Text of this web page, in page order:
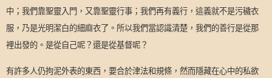
中；我們靠聖靈入門，又靠聖靈行事；我們再有義行，這義就不是污穢衣
服，乃是光明潔白的細麻衣了。所以我們當認識清楚，我們的善行是從那
裡出發的。是從自己呢？還是從基督呢？
有許多人仍拘泥外表的東西，要合於津法和規條，然而隱藏在心中的私欲